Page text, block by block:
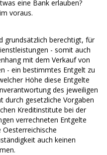
eine Bank erlauben?
voraus.
grundsätzlich berechtigt, für
- somit auch
mit dem Verkauf von
- ein bestimmtes Entgelt zu
Höhe diese Entgelte
des jeweiligen
durch gesetzliche Vorgaben
Kreditinstitute bei der
verrechneten Entgelte
auch keinen